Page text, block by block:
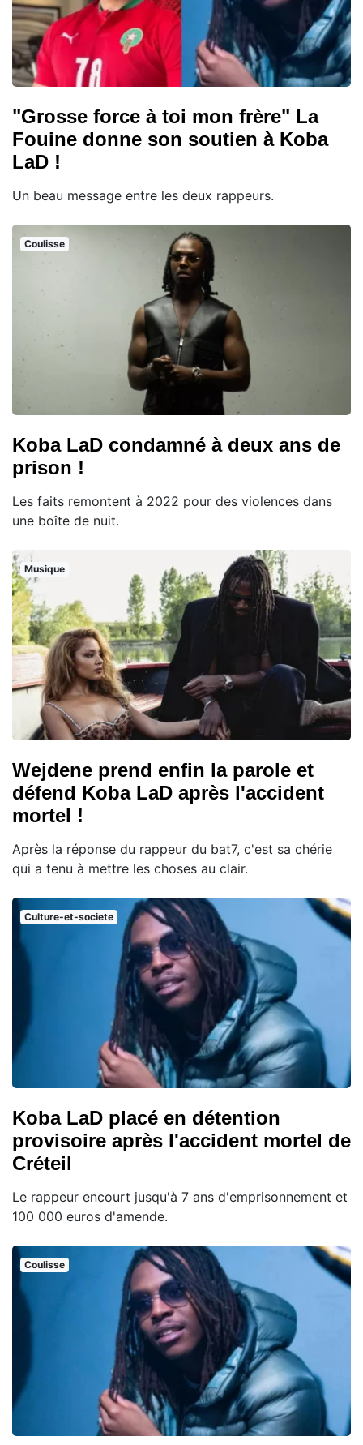
"Grosse force à toi mon frère" La
Fouine donne son soutien à Koba
LaD !
Un beau message entre les deux rappeurs.
Coulisse
Koba LaD condamné à deux ans de
prison !
Les faits remontent à 2022 pour des violences dans
une boîte de nuit.
Musique
Wejdene prend enfin la parole et
défend Koba LaD après l'accident
mortel !
Après la réponse du rappeur du bat7, c'est sa chérie
qui a tenu à mettre les choses au clair.
Culture-et-societe
Koba LaD placé en détention
provisoire après l'accident mortel de
Créteil
Le rappeur encourt jusqu'à 7 ans d'emprisonnement et
100 000 euros d'amende.
Coulisse